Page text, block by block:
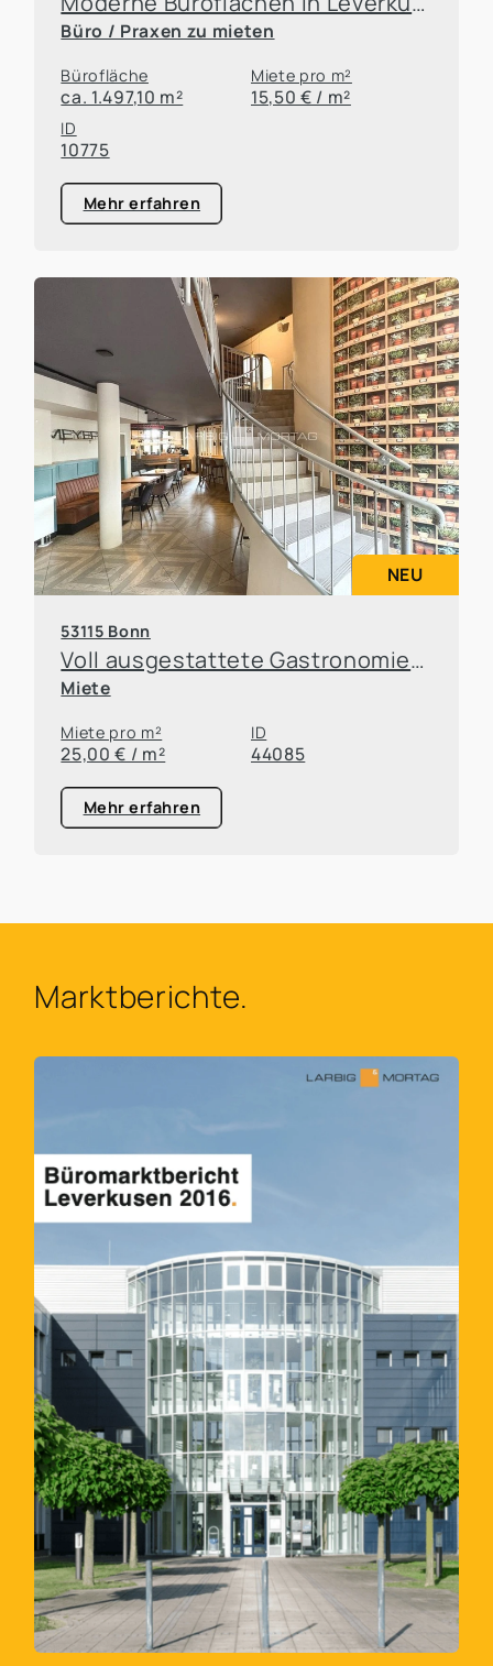
Büro / Praxen zu mieten
Bürofläche
ca. 1.497,10 m²
Miete pro m²
15,50 € / m²
ID
10775
Mehr erfahren
NEU
53115 Bonn
Voll ausgestattete Gastronomiefläche in Top-Lage von Bonn-Poppelsdorf
Miete
Miete pro m²
25,00 € / m²
ID
44085
Mehr erfahren
Marktberichte.
Informationen finden sie unterDatenschutz